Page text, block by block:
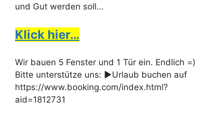
und Gut werden soll…
Klick hier…
Wir bauen 5 Fenster und 1 Tür ein. Endlich =)
Bitte unterstütze uns: ►Urlaub buchen auf
https://www.booking.com/index.html?
aid=1812731